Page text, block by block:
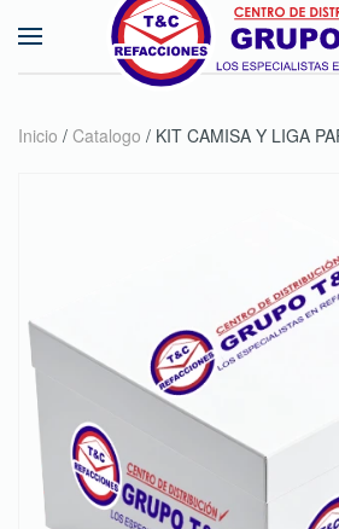
Skip to main content
Inicio / Catalogo / KIT CAMISA Y LIGA